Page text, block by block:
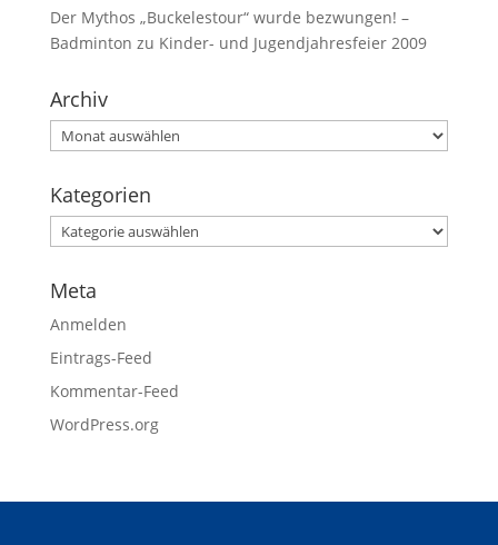
Der Mythos „Buckelestour“ wurde bezwungen! –
Badminton zu Kinder- und Jugendjahresfeier 2009
Archiv
Kategorien
Meta
Anmelden
Eintrags-Feed
Kommentar-Feed
WordPress.org